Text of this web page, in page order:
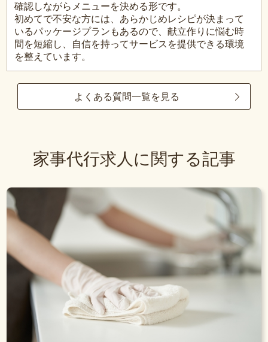
確認しながらメニューを決める形です。
初めてで不安な方には、あらかじめレシピが決まって
いるパッケージプランもあるので、献立作りに悩む時
間を短縮し、自信を持ってサービスを提供できる環境
を整えています。
よくある質問一覧を見る
家事代行求人に関する記事